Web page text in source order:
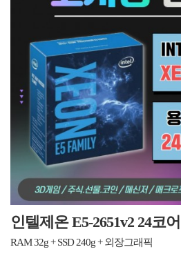
인텔제온 E5-2651v2 24코
RAM 32g + SSD 240g + 외장그래픽